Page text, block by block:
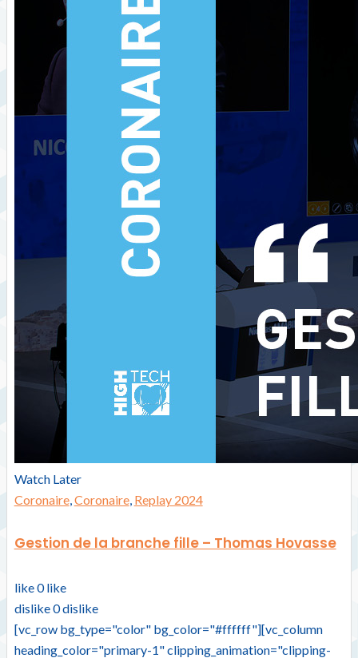
Watch Later
Coronaire, Coronaire, Replay 2024
Gestion de la branche fille – Thomas Hovasse
like0 like
dislike0dislike
[vc_row bg_type="color" bg_color="#ffffff"][vc_column
heading_color="primary-1" clipping_animation="clipping-